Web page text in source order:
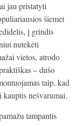
jau pristatyti
šiemet
į grindis
nutekėti
vietos, atrodo
– dušo
taip, kad
nešvarumai.
tampantis